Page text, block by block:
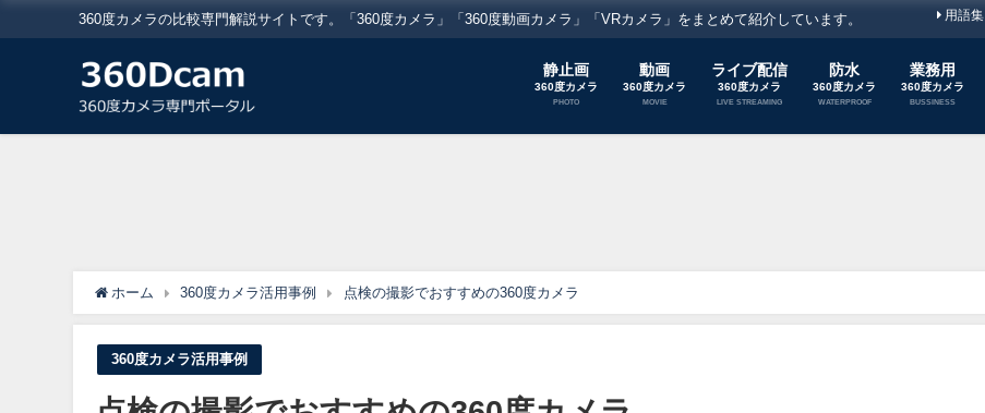
360度カメラの比較専門解説サイトです。「360度カメラ」「360度動画カメラ」「VRカメラ」をまとめて紹介しています。 用語集
静止画
360度カメラ
PHOTO
動画
360度カメラ
MOVIE
ライブ配信
360度カメラ
LIVE STREAMING
防水
360度カメラ
WATERPROOF
業務用
360度カメラ
BUSSINESS
ホーム 360度カメラ活用事例 点検の撮影でおすすめの360度カメラ
360度カメラ活用事例